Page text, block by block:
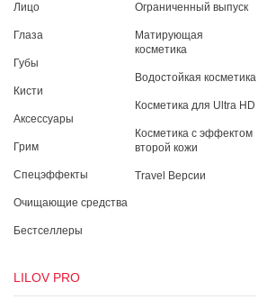
Лицо
Глаза
Губы
Кисти
Аксессуары
Грим
Спецэффекты
Очищающие средства
Бестселлеры
Ограниченный выпуск
Матирующая
косметика
Водостойкая косметика
Косметика для Ultra HD
Косметика с эффектом
второй кожи
Travel Версии
LILOV PRO